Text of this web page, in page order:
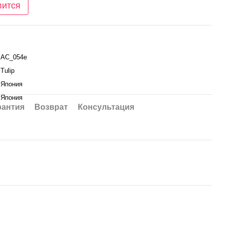
AC_054e
Tulip
Япония
Япония
Возврат Консультация